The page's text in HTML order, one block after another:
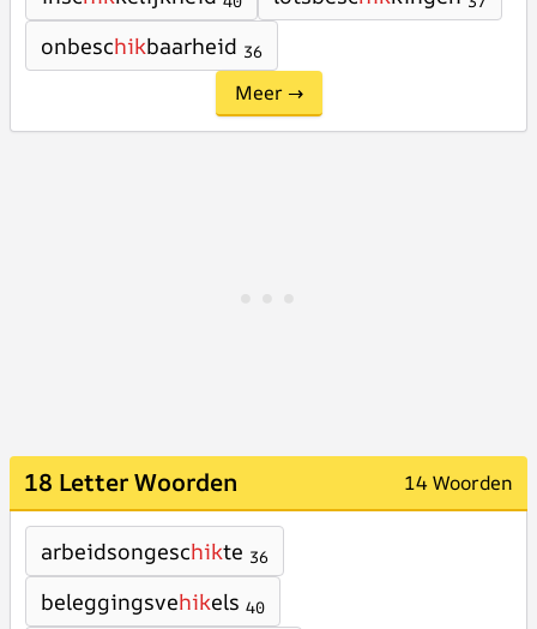
onbeschikbaarheid 36
Meer →
18 Letter Woorden 14 Woorden
arbeidsongeschikte 36
beleggingsvehikels 40